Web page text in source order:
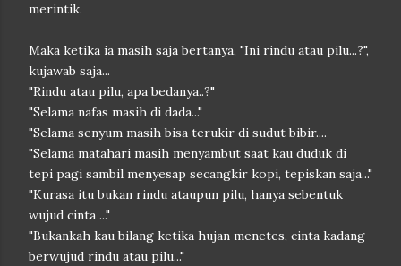
merintik.
Maka ketika ia masih saja bertanya, "Ini rindu atau pilu...?",
kujawab saja...
"Rindu atau pilu, apa bedanya..?"
"Selama nafas masih di dada..."
"Selama senyum masih bisa terukir di sudut bibir....
"Selama matahari masih menyambut saat kau duduk di
tepi pagi sambil menyesap secangkir kopi, tepiskan saja..."
"Kurasa itu bukan rindu ataupun pilu, hanya sebentuk
wujud cinta ..."
"Bukankah kau bilang ketika hujan menetes, cinta kadang
berwujud rindu atau pilu..."